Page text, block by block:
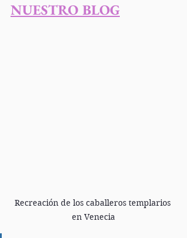
NUESTRO BLOG
Recreación de los caballeros templarios
en Venecia